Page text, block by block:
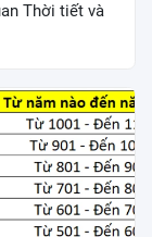
Thời tiết và